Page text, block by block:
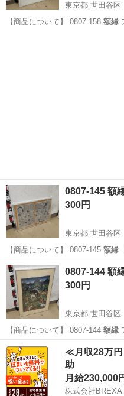
東京都 世田谷区
【商品について】 0807-158 額縁
0807-145 額
300円
東京都 世田谷区
【商品について】 0807-145 額縁
東京 世田谷区 インテリ
0807-144 額
300円
東京都 世田谷区
【商品について】 0807-144 額縁
東京 世田谷区 インテリ
≪月収28万円
助
月給230,000
株式会社BREXA